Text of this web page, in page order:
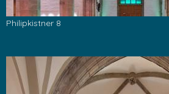
Philipkistner 8